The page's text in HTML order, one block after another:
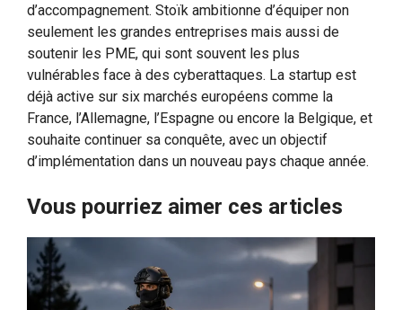
d’accompagnement. Stoïk ambitionne d’équiper non
seulement les grandes entreprises mais aussi de
soutenir les PME, qui sont souvent les plus
vulnérables face à des cyberattaques. La startup est
déjà active sur six marchés européens comme la
France, l’Allemagne, l’Espagne ou encore la Belgique, et
souhaite continuer sa conquête, avec un objectif
d’implémentation dans un nouveau pays chaque année.
Vous pourriez aimer ces articles